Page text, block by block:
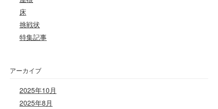
床
挑戦状
特集記事
アーカイブ
2025年10月
2025年8月